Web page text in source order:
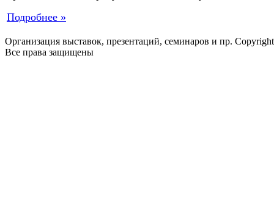
Подробнее »
Организация выставок, презентаций, семинаров и пр.
Все права защищены